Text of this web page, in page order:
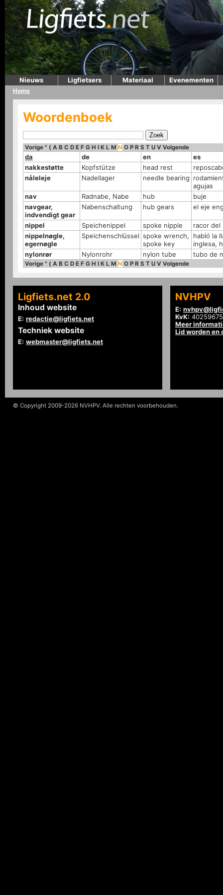
Nieuws Ligfietsers Materiaal Evenementen
Home
Woordenboek
Vorige " ( A B C D E F G H I K L M N O P R S T U V Volgende
da de en
es
nakkestøtte
Kopfstütze head rest
nåleleje
Nadellager needle bearing
agujas
nav
Radnabe, Nabe hub
buje
navgear,
indvendigt gear
Nabenschaltung hub gears el eje
nippel Speichenippel spoke nipple
racor del
nippelnøgle,
egernøgle
Speichenschlüssel spoke wrench,
spoke key
habló la
inglesa,
nylonrør
Nylonrohr nylon tube tubo de
Vorige " ( A B C D E F G H I K L M N O P R S T U V Volgende
Ligfiets.net 2.0
Inhoud website
E: redactie@ligfiets.net
Techniek website
E: webmaster@ligfiets.net
NVHPV
E:
KvK: 40259675
Meer
Lid worden en
© Copyright 2009-2026 NVHPV. Alle rechten voorbehouden.